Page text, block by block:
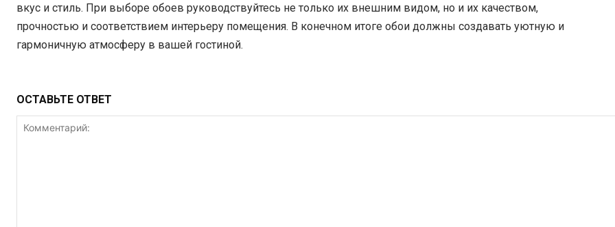
вкус и стиль. При выборе обоев руководствуйтесь не только их внешним видом, но и их качеством,
прочностью и соответствием интерьеру помещения. В конечном итоге обои должны создавать уютную и
гармоничную атмосферу в вашей гостиной.
ОСТАВЬТЕ ОТВЕТ